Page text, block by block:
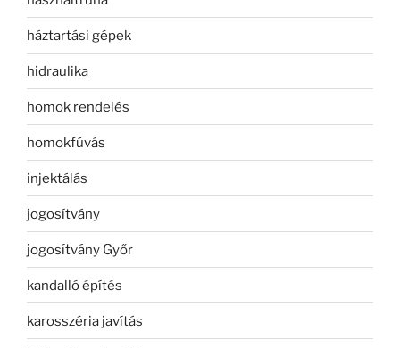
háztartási gépek
hidraulika
homok rendelés
homokfúvás
injektálás
jogosítvány
jogosítvány Győr
kandalló építés
karosszéria javítás